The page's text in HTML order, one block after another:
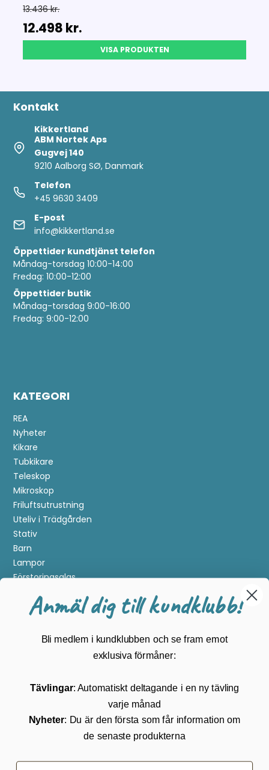
13.436 kr.
12.498 kr.
VISA PRODUKTEN
Kontakt
Kikkertland
ABM Nortek Aps
Gugvej 140
9210 Aalborg SØ, Danmark
Telefon
+45 9630 3409
E-post
info@kikkertland.se
Öppettider kundtjänst telefon
Måndag-torsdag 10:00-14:00
Fredag: 10:00-12:00
Öppettider butik
Måndag-torsdag 9:00-16:00
Fredag: 9:00-12:00
KATEGORI
REA
Nyheter
Kikare
Tubkikare
Teleskop
Mikroskop
Friluftsutrustning
Uteliv i Trädgården
Stativ
Barn
Lampor
Förstoringsglas
Guider
Köpvillkor
Cookies
Anmäl dig till kundklubb!
Bli medlem i kundklubben och se fram emot
exklusiva förmåner:
Tävlingar: Automatiskt deltagande i en ny tävling
varje månad
Nyheter: Du är den första som får information om
de senaste produkterna